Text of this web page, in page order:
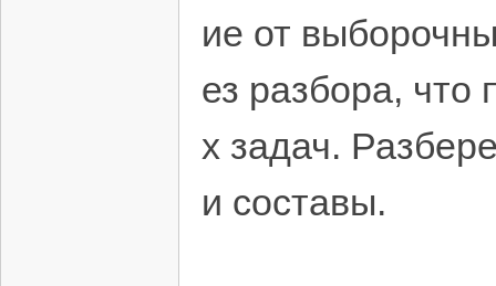
ие от
ез разбора,
х задач.
и составы.